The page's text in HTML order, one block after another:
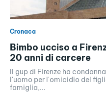
Cronaca
Bimbo ucciso a
20 anni di carcere
Il gup di Firenze ha
l'uomo per l'omicidio del
famiglia,...